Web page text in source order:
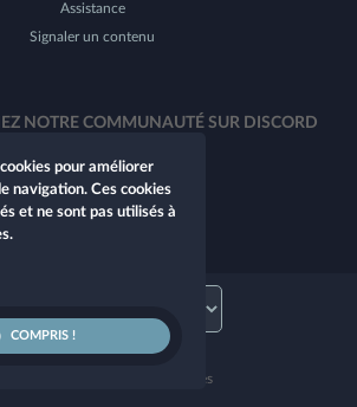
Assistance
Signaler un contenu
NOTRE COMMUNAUTÉ SUR DISCORD
Let's Role. Tous droits réservés
pour améliorer
navigation. Ces cookies
et ne sont pas utilisés à
COMPRIS !